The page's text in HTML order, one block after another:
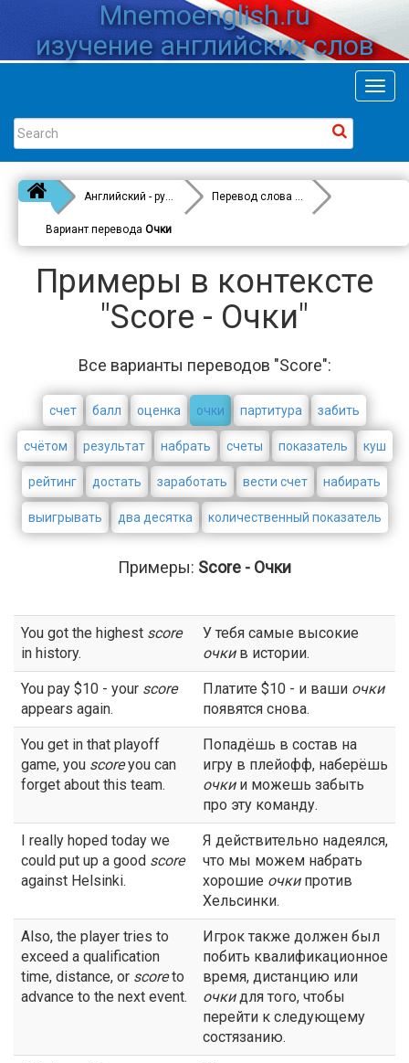
Mnemoenglish.ru
изучение английских слов
Английский - русский Перевод слова
Score
Вариант перевода Очки
Примеры в контексте
"Score - Очки"
Все варианты переводов "Score":
счет балл оценка очки партитура забить
счётом результат набрать счеты показатель куш
рейтинг достать заработать вести счет набирать
выигрывать два десятка количественный показатель
Примеры: Score - Очки
You got the highest score
in history.
У тебя самые высокие
очкив истории.
You pay $10 - your score
appears again.
Платите $10 - и ваши очки
появятся снова.
You get in that playoff
game, you scoreyou can
forget about this team.
Попадёшь в состав на
игру в плейофф, наберёшь
очкии можешь забыть
про эту команду.
I really hoped today we
could put up a good score
against Helsinki.
Я действительно надеялся,
что мы можем набрать
хорошие очкипротив
Хельсинки.
Also, the player tries to
exceed a qualification
time, distance, or scoreto
advance to the next event.
Игрок также должен был
побить квалификационное
время, дистанцию или
очкидля того, чтобы
перейти к следующему
состязанию.